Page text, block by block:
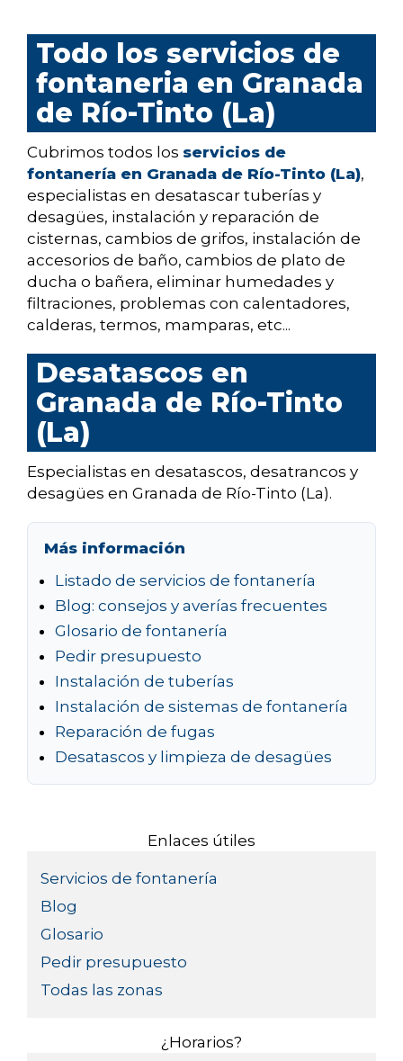
Todo los servicios de
fontaneria en Granada
de Río-Tinto (La)
Cubrimos todos los servicios de
fontanería en Granada de Río-Tinto (La),
especialistas en desatascar tuberías y
desagües, instalación y reparación de
cisternas, cambios de grifos, instalación de
accesorios de baño, cambios de plato de
ducha o bañera, eliminar humedades y
filtraciones, problemas con calentadores,
calderas, termos, mamparas, etc...
Desatascos en
Granada de Río-Tinto
(La)
Especialistas en desatascos, desatrancos y
desagües en Granada de Río-Tinto (La).
Más información
Listado de servicios de fontanería
Blog: consejos y averías frecuentes
Glosario de fontanería
Pedir presupuesto
Instalación de tuberías
Instalación de sistemas de fontanería
Reparación de fugas
Desatascos y limpieza de desagües
Enlaces útiles
Servicios de fontanería
Blog
Glosario
Pedir presupuesto
Todas las zonas
¿Horarios?